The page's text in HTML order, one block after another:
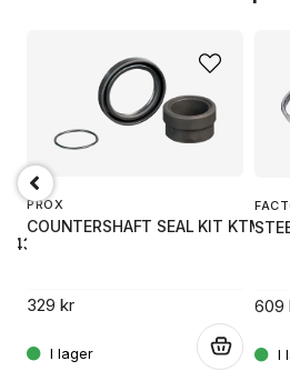
43
PROX
COUNTERSHAFT SEAL KIT KTM
329 kr 609